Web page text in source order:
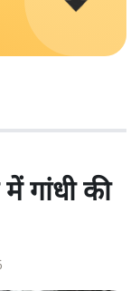
गांधी की